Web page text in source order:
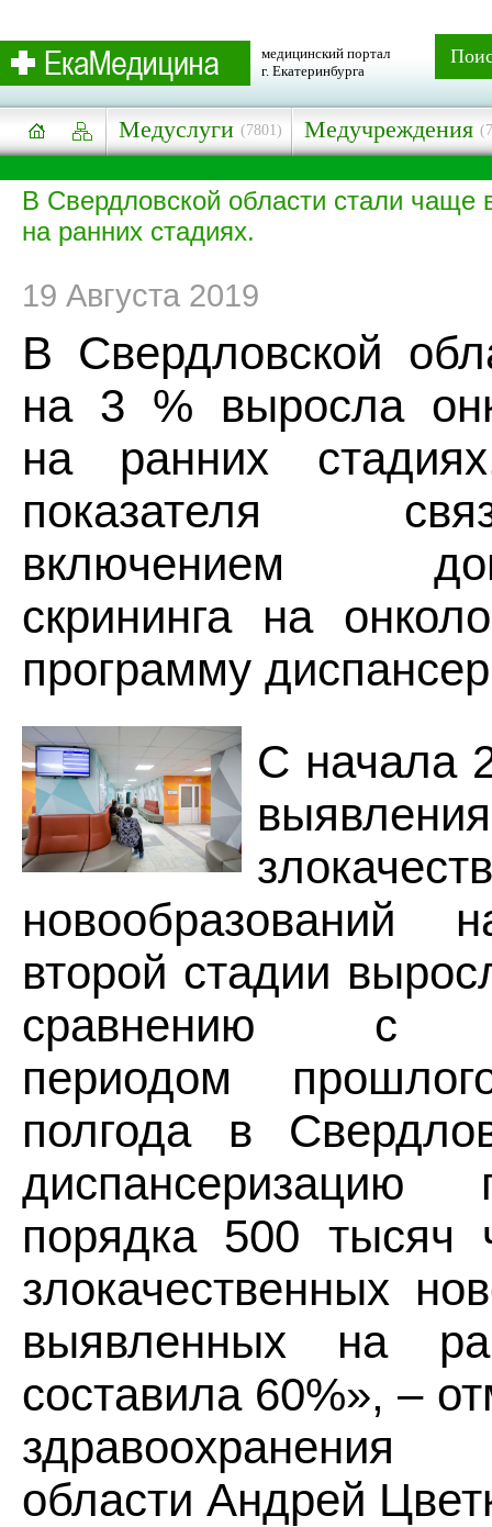
медицинский портал
г. Екатеринбурга
Медуслуги (7801) Медучреждения
В Свердловской области стали чаще
на ранних стадиях.
19 Августа 2019
В Свердловской
на 3 % выросла
на ранних
показателя
включением
скрининга на
программу
С начала
выявления
второй стадии
сравнению с
периодом
полгода в
порядка 500 тысяч
злокачественных
выявленных на
составила 60%», –
здравоохранения
области Андрей